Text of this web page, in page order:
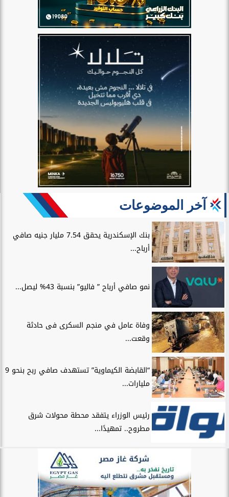
آخر الموضوعات
بنك الإسكندرية يحقق 7.54 مليار جنيه صافي
أرباح...
نمو صافي أرباح ” فاليو” بنسبة 43% ليصل...
وفاة عامل في منجم السكرى فى حادثة
وقعت...
“القابضة الكيماوية” تستهدف صافي ربح بنحو 9
مليارات...
رئيس الوزراء يتفقد محطة محولات شرق
مطروح.. تمهيدًا...